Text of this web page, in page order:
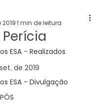
ESA - Realizados
ESA - Divulgação
20191 min de leitura
de 2019